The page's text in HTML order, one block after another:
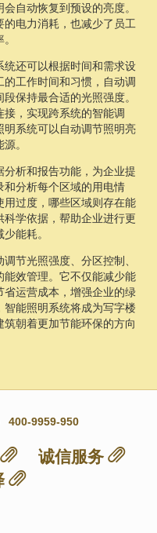
自动恢复到预设的亮度。
电力消耗，也减少了员工
统还可以根据时间和需求设
工作时间和习惯，自动调
保持最合适的光照强度。
，实现跨系统的智能调
系统可以自动调节照明亮
。
析和报告功能，为企业提
分析每个区域的用电情
过度，哪些区域则存在能
学依据，帮助企业进行更
能耗。
节光照强度、分区控制、
效管理。它不仅能减少能
运营成本，增强企业的绿
能照明系统将成为写字楼
朝着更加节能环保的方向
400-9959-950
诚信服务